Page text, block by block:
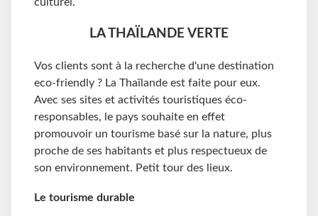
culturel.
LA THAÏLANDE VERTE
Vos clients sont à la recherche d'une destination
eco-friendly ? La Thaïlande est faite pour eux.
Avec ses sites et activités touristiques éco-
responsables, le pays souhaite en effet
promouvoir un tourisme basé sur la nature, plus
proche de ses habitants et plus respectueux de
son environnement. Petit tour des lieux.
Le tourisme durable